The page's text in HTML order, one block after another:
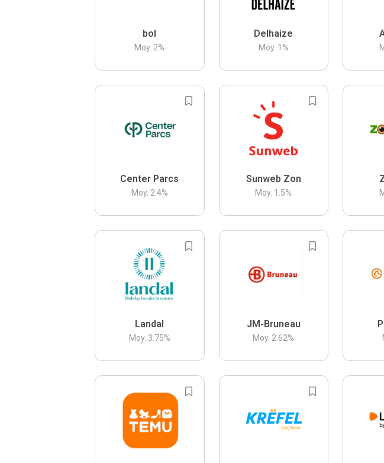
bol
Moy. 2%
Delhaize
Moy. 1 %
Center Parcs
Moy. 2.4%
Sunweb Zon
Moy. 1.5%
Landal
Moy. 3.75%
JM-Bruneau
Moy. 2.62%